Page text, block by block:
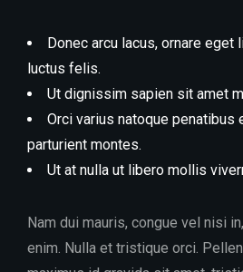
Donec arcu lacus, ornare eget
luctus felis.
Ut dignissim sapien sit amet
Orci varius natoque penatibus
parturient montes.
Ut at nulla ut libero mollis
Nam dui mauris, congue vel nisi
enim. Nulla et tristique orci.